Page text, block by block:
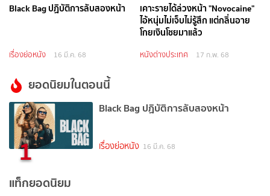
Black Bag ปฏิบัติการลับสองหน้า
เรื่องย่อหนัง 16 มี.ค. 68
เคาะรายได้ล่วงหน้า "Novocaine"
ไอ้หนุ่มไม่เจ็บไม่รู้สึก แต่กลิ่นอาย
โกยเงินโชยมาแล้ว
หนังต่างประเทศ 17 ก.พ. 68
ยอดนิยมในตอนนี้
1
Black Bag ปฏิบัติการลับสองหน้า
เรื่องย่อหนัง 16 มี.ค. 68
แท็กยอดนิยม